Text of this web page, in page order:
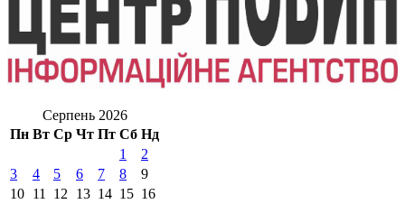
Серпень 2026
Пн Вт Ср Чт Пт Сб Нд
1
2
3
4 5 6 7 8
9
10 11 12 13 14 15 16